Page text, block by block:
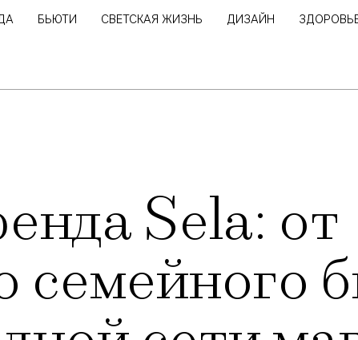
БЬЮТИ СВЕТСКАЯ ЖИЗНЬ ДИЗАЙН
Sela: от
семейного